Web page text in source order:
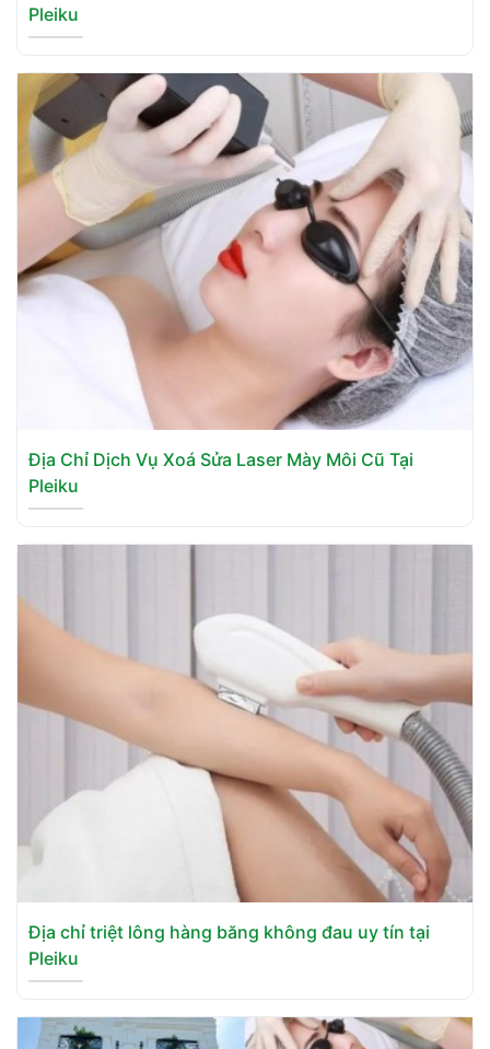
Pleiku
Địa Chỉ Dịch Vụ Xoá Sửa Laser Mày Môi Cũ Tại
Pleiku
Địa chỉ triệt lông hàng băng không đau uy tín tại
Pleiku